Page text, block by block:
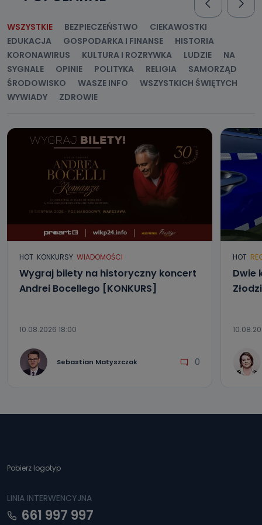
WSZYSTKIE BEZPIECZEŃSTWO
CIEKAWOSTKI
EDUKACJA
GOSPODARKA I FINANSE
HISTORIA
KORONAWIRUS
KULTURA I ROZRYWKA LUDZIE
NA
SYGNALE
OPINIE POLITYKA RELIGIA
SAMORZĄD
ŚRODOWISKO
WASZE INFO
WSZYSTKICH ŚWIĘTYCH
WYWIADY
ZDROWIE
HOT KONKURSY WIADOMOŚCI
Wygraj bilety na historyczny koncert
Andrei Bocellego [KONKURS]
10.08.2026 18:00
Sebastian Matyszczak 0
HOT
Dwie
Pobierz logotyp
LINIA INTERWENCYJNA
661 997 997